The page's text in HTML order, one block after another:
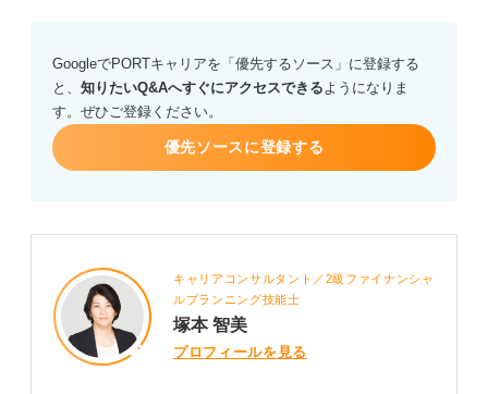
GoogleでPORTキャリアを「優先するソース」に登録する
と、 知りたいQ&Aへすぐにアクセスできるようになりま
す。ぜひご登録ください。
優先ソースに登録する
キャリアコンサルタント／2級ファイナンシャ
ルプランニング技能士
塚本 智美
プロフィールを見る